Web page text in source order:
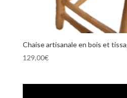
Chaise artisanale en bois et
129,00€